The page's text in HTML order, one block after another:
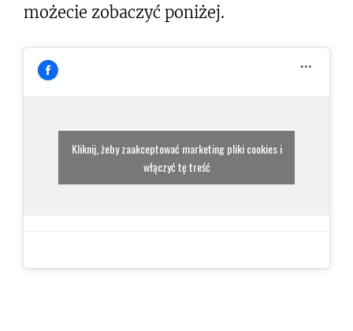
możecie zobaczyć poniżej.
Kliknij, żeby zaakceptować marketing pliki cookies i
włączyć tę treść